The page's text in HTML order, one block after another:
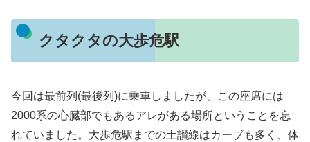
クタクタの大歩危駅
今回は最前列(最後列)に乗車しましたが、この座席には
2000系の心臓部でもあるアレがある場所ということを忘
れていました。大歩危駅までの土讃線はカーブも多く、体